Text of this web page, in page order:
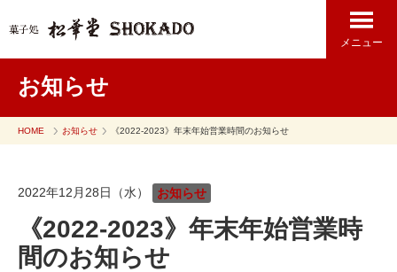
メニュー
お知らせ
HOME お知らせ 《2022-2023》年末年始営業時間のお知らせ
2022年12月28日（水） お知らせ
《2022-2023》年末年始営業時
間のお知らせ